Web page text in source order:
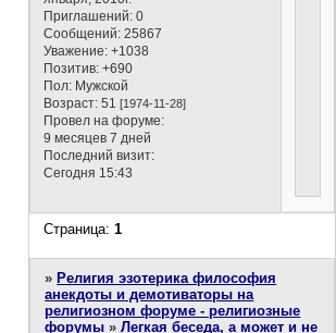
Приглашений: 0
Сообщений: 25867
Уважение: +1038
Позитив: +690
Пол: Мужской
Возраст: 51[1974-11-28]
Провел на форуме:
9 месяцев 7 дней
Последний визит:
Сегодня 15:43
Страница:1
» Религия эзотерика философия
анекдоты и демотиваторы на
религиозном форуме - религиозные
форумы »Легкая беседа, а может и не